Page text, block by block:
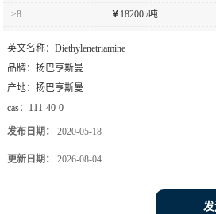
≥8 ￥ 18200 /吨
英文名称： Diethylenetriamine
品牌： 扬巴亨斯曼
产地： 扬巴亨斯曼
cas： 111-40-0
发布日期： 2020-05-18
更新日期： 2026-08-04